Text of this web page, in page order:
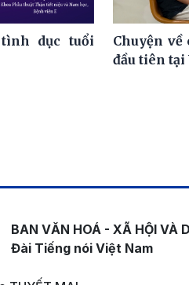
dục tuổi
Chuyện về
đầu tiên tại
BAN VĂN HOÁ - XÃ HỘI VÀ
Đài Tiếng nói Việt Nam